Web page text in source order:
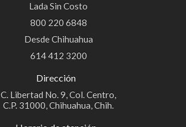
Lada Sin Costo
800 220 6848
Desde Chihuahua
614 412 3200
Dirección
C. Libertad No. 9, Col. Centro,
C.P. 31000, Chihuahua, Chih.